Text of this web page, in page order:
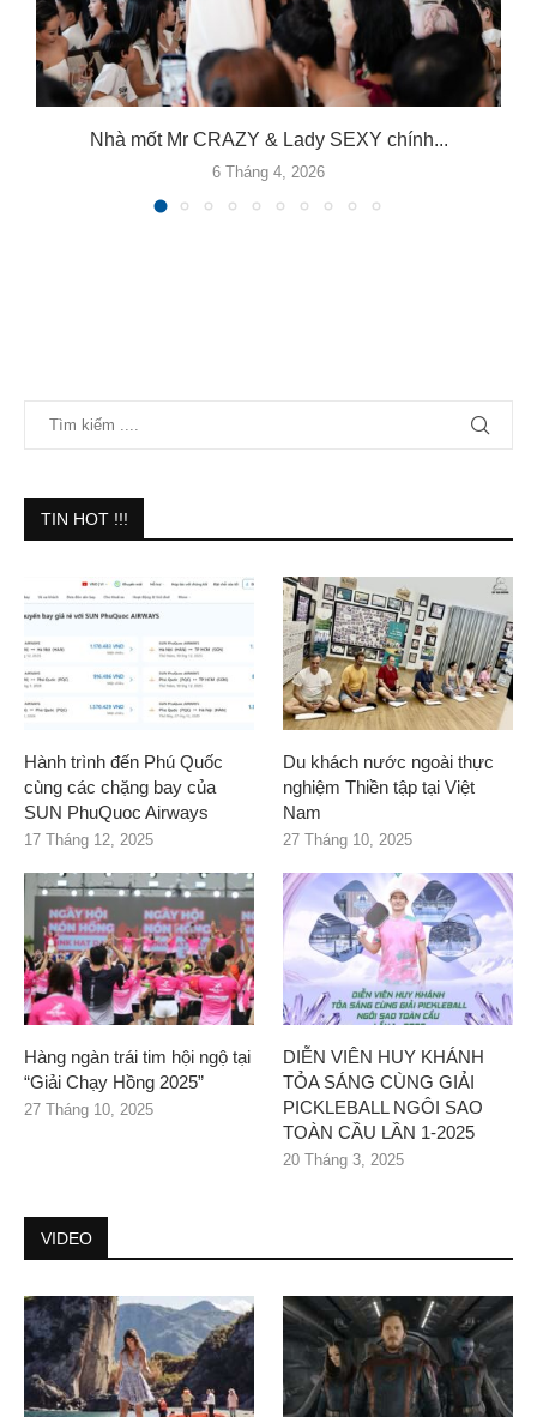
Nhà mốt Mr CRAZY & Lady SEXY chính...
6 Tháng 4, 2026
TIN HOT !!!
Hành trình đến Phú Quốc
cùng các chặng bay của
SUN PhuQuoc Airways
17 Tháng 12, 2025
Du khách nước ngoài thực
nghiệm Thiền tập tại Việt
Nam
27 Tháng 10, 2025
Hàng ngàn trái tim hội ngộ tại
“Giải Chạy Hồng 2025”
27 Tháng 10, 2025
DIỄN VIÊN HUY KHÁNH
TỎA SÁNG CÙNG GIẢI
PICKLEBALL NGÔI SAO
TOÀN CẦU LẦN 1-2025
20 Tháng 3, 2025
VIDEO